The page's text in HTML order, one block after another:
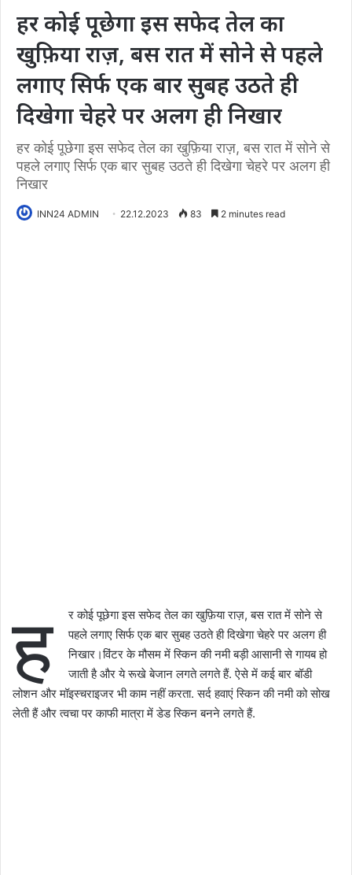
हर कोई पूछेगा इस सफेद तेल का
खुफ़िया राज़, बस रात में सोने से पहले
लगाए सिर्फ एक बार सुबह उठते ही
दिखेगा चेहरे पर अलग ही निखार
हर कोई पूछेगा इस सफेद तेल का खुफ़िया राज़, बस रात में सोने से
पहले लगाए सिर्फ एक बार सुबह उठते ही दिखेगा चेहरे पर अलग ही
निखार
INN24 ADMIN 22.12.2023 83 2 minutes read
ह
र कोई पूछेगा इस सफेद तेल का खुफ़िया राज़, बस रात में सोने से
पहले लगाए सिर्फ एक बार सुबह उठते ही दिखेगा चेहरे पर अलग ही
निखार।विंटर के मौसम में स्किन की नमी बड़ी आसानी से गायब हो
जाती है और ये रूखे बेजान लगते लगते हैं. ऐसे में कई बार बॉडी
लोशन और मॉइस्चराइजर भी काम नहीं करता. सर्द हवाएं स्किन की नमी को सोख
लेती हैं और त्‍वचा पर काफी मात्रा में डेड स्किन बनने लगते हैं.